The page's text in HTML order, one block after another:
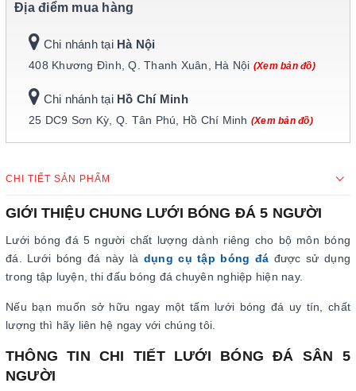
Địa điểm mua hàng
Chi nhánh tại Hà Nội
408 Khương Đình, Q. Thanh Xuân, Hà Nội (Xem bản đồ)
Chi nhánh tại Hồ Chí Minh
25 DC9 Sơn Kỳ, Q. Tân Phú, Hồ Chí Minh (Xem bản đồ)
CHI TIẾT SẢN PHẨM
GIỚI THIỆU CHUNG LƯỚI BÓNG ĐÁ 5 NGƯỜI
Lưới bóng đá 5 người chất lượng dành riêng cho bộ môn bóng
đá. Lưới bóng đá này là dụng cụ tập bóng đá được sử dụng
trong tập luyện, thi đấu bóng đá chuyên nghiệp hiện nay.
Nếu bạn muốn sở hữu ngay một tấm lưới bóng đá uy tín, chất
lượng thì hãy liên hệ ngay với chúng tôi.
THÔNG TIN CHI TIẾT LƯỚI BÓNG ĐÁ SÂN 5
NGƯỜI